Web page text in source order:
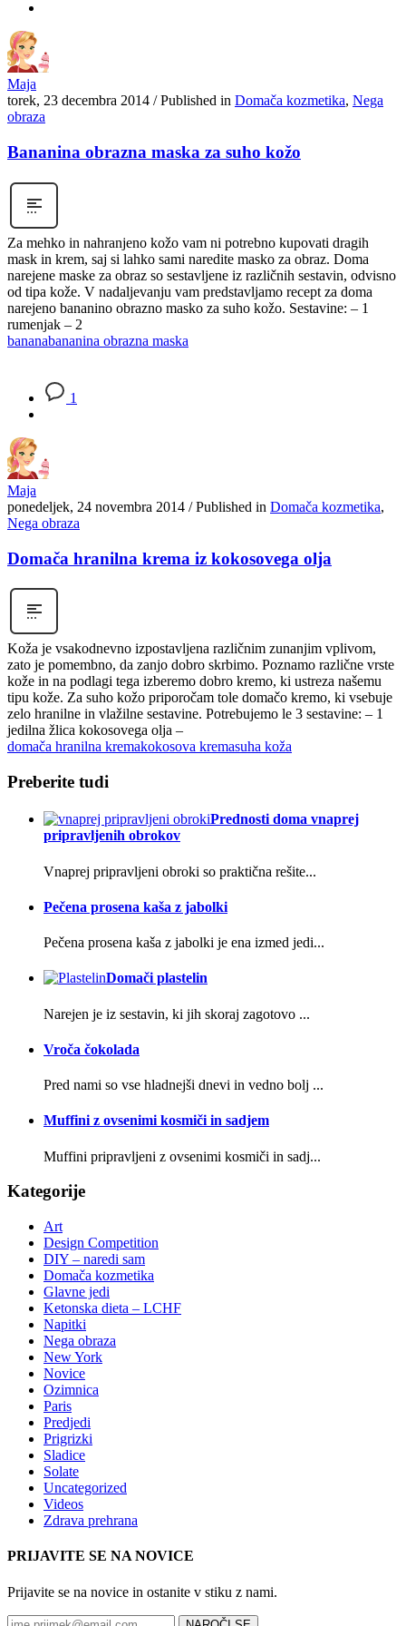
Maja
torek, 23 decembra 2014 / Published in Domača kozmetika, Nega
obraza
Bananina obrazna maska za suho kožo
Za mehko in nahranjeno kožo vam ni potrebno kupovati dragih
mask in krem, saj si lahko sami naredite masko za obraz. Doma
narejene maske za obraz so sestavljene iz različnih sestavin, odvisno
od tipa kože. V nadaljevanju vam predstavljamo recept za doma
narejeno bananino obrazno masko za suho kožo. Sestavine: – 1
rumenjak – 2
bananabananina obrazna maska
1
Maja
ponedeljek, 24 novembra 2014 / Published in Domača kozmetika,
Nega obraza
Domača hranilna krema iz kokosovega olja
Koža je vsakodnevno izpostavljena različnim zunanjim vplivom,
zato je pomembno, da zanjo dobro skrbimo. Poznamo različne vrste
kože in na podlagi tega izberemo dobro kremo, ki ustreza našemu
tipu kože. Za suho kožo priporočam tole domačo kremo, ki vsebuje
zelo hranilne in vlažilne sestavine. Potrebujemo le 3 sestavine: – 1
jedilna žlica kokosovega olja –
domača hranilna kremakokosova kremasuha koža
Preberite tudi
Prednosti doma vnaprej
pripravljenih obrokov
Vnaprej pripravljeni obroki so praktična rešite...
Pečena prosena kaša z jabolki
Pečena prosena kaša z jabolki je ena izmed jedi...
Domači plastelin
Narejen je iz sestavin, ki jih skoraj zagotovo ...
Vroča čokolada
Pred nami so vse hladnejši dnevi in vedno bolj ...
Muffini z ovsenimi kosmiči in sadjem
Muffini pripravljeni z ovsenimi kosmiči in sadj...
Kategorije
Art
Design Competition
DIY – naredi sam
Domača kozmetika
Glavne jedi
Ketonska dieta – LCHF
Napitki
Nega obraza
New York
Novice
Ozimnica
Paris
Predjedi
Prigrizki
Sladice
Solate
Uncategorized
Videos
Zdrava prehrana
PRIJAVITE SE NA NOVICE
Prijavite se na novice in ostanite v stiku z nami.